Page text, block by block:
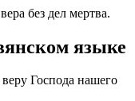
без дел мертва.
языке
Господа нашего